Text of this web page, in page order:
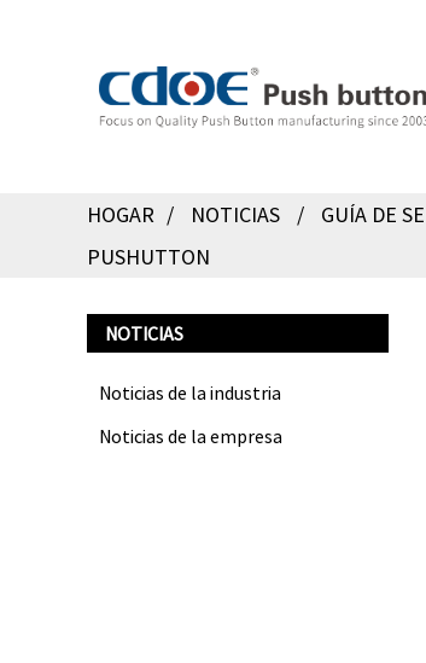
HOGAR NOTICIAS
GUÍA DE
PUSHUTTON
NOTICIAS
Noticias de la industria
Noticias de la empresa